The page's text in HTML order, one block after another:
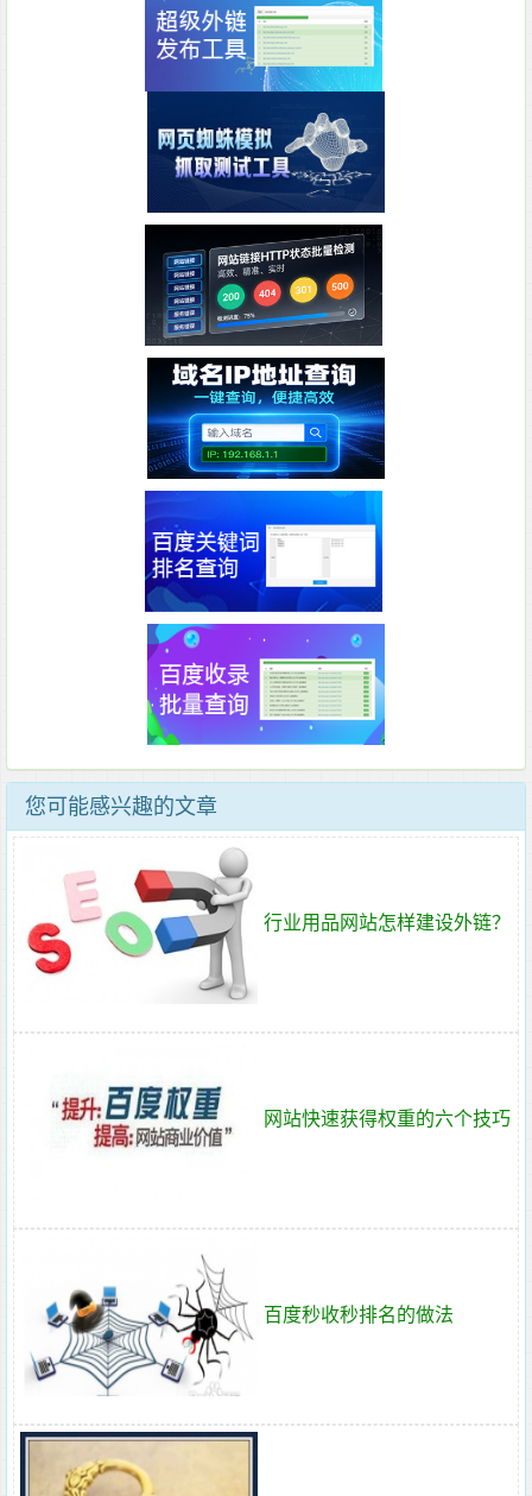
您可能感兴趣的文章
行业用品网站怎样建设外链？
网站快速获得权重的六个技巧
百度秒收秒排名的做法